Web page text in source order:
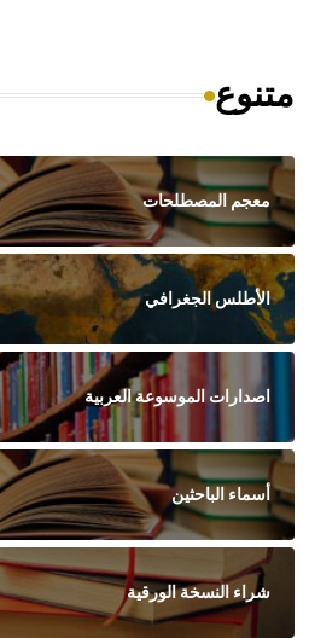
متنوع
معجم المصطلحات
الأطلس الجغرافي
اصدارات الموسوعة العربية
أسماء الباحثين
شراء النسخة الورقية